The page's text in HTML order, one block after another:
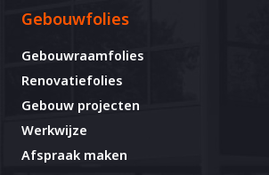
Gebouwfolies
Gebouwraamfolies
Renovatiefolies
Gebouw projecten
Werkwijze
Afspraak maken